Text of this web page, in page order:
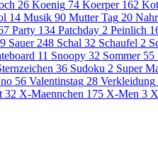
26 Koenig 74 Koerper 162
14 Musik 90 Mutter Tag 20
Party 134 Patchday 2 Peinlich
Sauer 248 Schal 32 Schaufel 2
11 Snoopy 32 Sommer 55
36 Sudoku 2 Super
56 Valentinstag 28 Verkleidung
32 X-Maennchen 175 X-Men 3